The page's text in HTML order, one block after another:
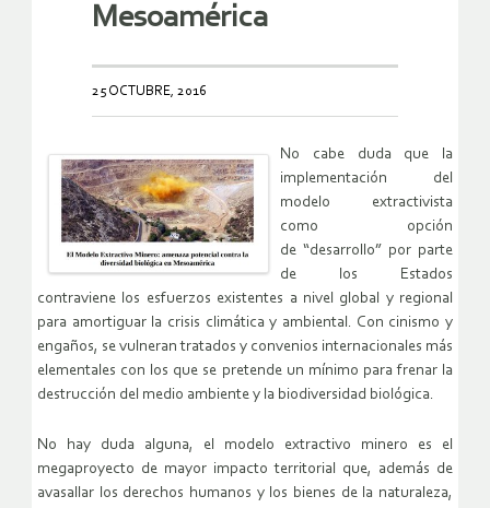
Mesoamérica
25 OCTUBRE, 2016
No cabe duda que la
implementación del
modelo extractivista
como opción
de “desarrollo” por parte
de los Estados
contraviene los esfuerzos existentes a nivel global y regional
para amortiguar la crisis climática y ambiental. Con cinismo y
engaños, se vulneran tratados y convenios internacionales más
elementales con los que se pretende un mínimo para frenar la
destrucción del medio ambiente y la biodiversidad biológica.
No hay duda alguna, el modelo extractivo minero es el
megaproyecto de mayor impacto territorial que, además de
avasallar los derechos humanos y los bienes de la naturaleza,